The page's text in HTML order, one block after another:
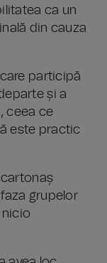
ca un
din cauza
participă
și a
ceea ce
este practic
grupelor
nicio